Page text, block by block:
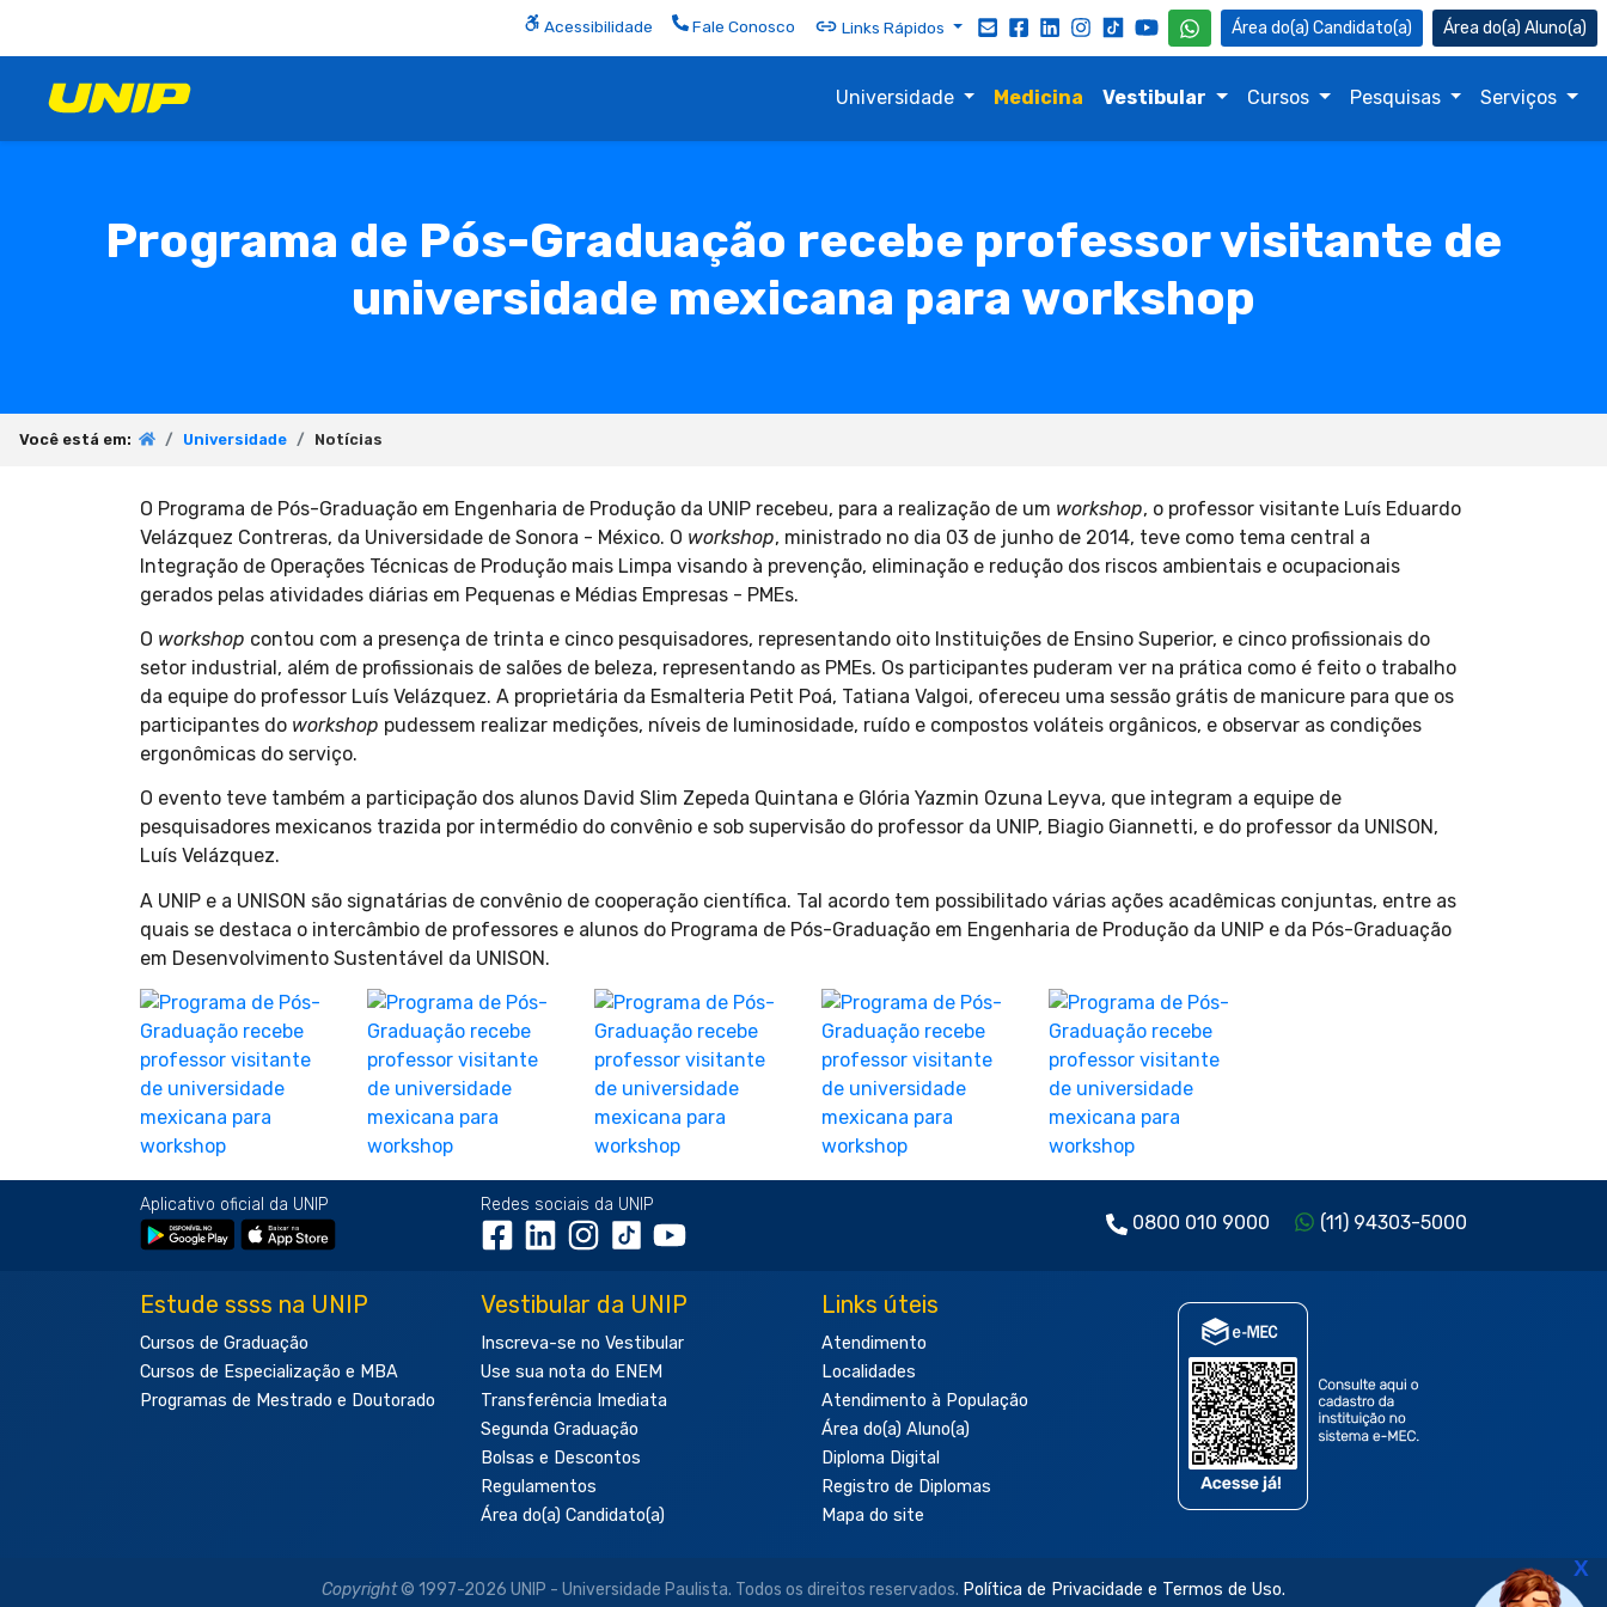
Acessibilidade Fale Conosco Links Rápidos Candidato(a) Aluno(a)
Universidade Medicina Vestibular Cursos Pesquisas Serviços
Programa de Pós-Graduação recebe professor visitante de
universidade mexicana para workshop
Você está em: Universidade Notícias
O Programa de Pós-Graduação em Engenharia de Produção da UNIP recebeu, para a realização de um workshop, o professor visitante Luís Eduardo
Velázquez Contreras, da Universidade de Sonora - México. O workshop, ministrado no dia 03 de junho de 2014, teve como tema central a
Integração de Operações Técnicas de Produção mais Limpa visando à prevenção, eliminação e redução dos riscos ambientais e ocupacionais
gerados pelas atividades diárias em Pequenas e Médias Empresas - PMEs.
O workshop contou com a presença de trinta e cinco pesquisadores, representando oito Instituições de Ensino Superior, e cinco profissionais do
setor industrial, além de profissionais de salões de beleza, representando as PMEs. Os participantes puderam ver na prática como é feito o trabalho
da equipe do professor Luís Velázquez. A proprietária da Esmalteria Petit Poá, Tatiana Valgoi, ofereceu uma sessão grátis de manicure para que os
participantes do workshop pudessem realizar medições, níveis de luminosidade, ruído e compostos voláteis orgânicos, e observar as condições
ergonômicas do serviço.
O evento teve também a participação dos alunos David Slim Zepeda Quintana e Glória Yazmin Ozuna Leyva, que integram a equipe de
pesquisadores mexicanos trazida por intermédio do convênio e sob supervisão do professor da UNIP, Biagio Giannetti, e do professor da UNISON,
Luís Velázquez.
A UNIP e a UNISON são signatárias de convênio de cooperação científica. Tal acordo tem possibilitado várias ações acadêmicas conjuntas, entre as
quais se destaca o intercâmbio de professores e alunos do Programa de Pós-Graduação em Engenharia de Produção da UNIP e da Pós-Graduação
em Desenvolvimento Sustentável da UNISON.
Aplicativo oficial da UNIP Redes sociais da UNIP
0800 010 9000 (11) 94303-5000
Estude ssss na UNIP
Cursos de Graduação
Cursos de Especialização e MBA
Programas de Mestrado e Doutorado
Vestibular da UNIP
Inscreva-se no Vestibular
Use sua nota do ENEM
Transferência Imediata
Segunda Graduação
Bolsas e Descontos
Regulamentos
Área do(a) Candidato(a)
Links úteis
Atendimento
Localidades
Atendimento à População
Área do(a) Aluno(a)
Diploma Digital
Registro de Diplomas
Mapa do site
Copyright© 1997-2026 UNIP - Universidade Paulista. Todos os direitos reservados. Política de Privacidade e Termos de Uso.
X